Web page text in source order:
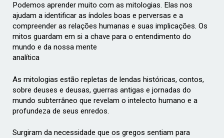
Podemos aprender muito com as mitologias. Elas nos
ajudam a identificar asíndoles boas e perversas e a
compreender as relações humanas e suas implicações.Os
mitos guardam em si a chave para o entendimento do
mundo e da nossa mente
analítica
As mitologias estão repletas de lendas históricas, contos,
sobre deuses e deusas,guerras antigas e jornadas do
mundo subterrâneo que revelam o intelecto humano ea
profundeza de seus enredos.
Surgiram da necessidade que os gregos sentiam para